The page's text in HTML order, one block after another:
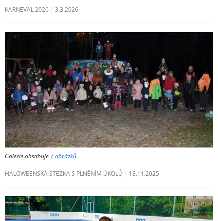
KARNEVAL 2026 3.3.2026
Galerie obsahuje 7 obrázků.
HALOWEENSKÁ STEZKA S PLNĚNÍM ÚKOLŮ 18.11.2025